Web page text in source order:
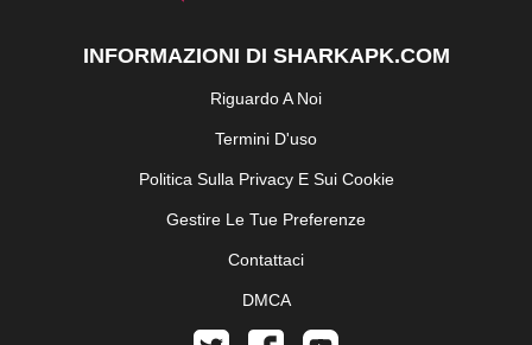
INFORMAZIONI DI SHARKAPK.COM
Riguardo A Noi
Termini D'uso
Politica Sulla Privacy E Sui Cookie
Gestire Le Tue Preferenze
Contattaci
DMCA